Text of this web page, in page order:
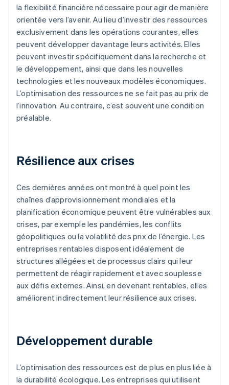
la flexibilité financière nécessaire pour agir de manière
orientée vers l’avenir. Au lieu d’investir des ressources
exclusivement dans les opérations courantes, elles
peuvent développer davantage leurs activités. Elles
peuvent investir spécifiquement dans la recherche et
le développement, ainsi que dans les nouvelles
technologies et les nouveaux modèles économiques.
L’optimisation des ressources ne se fait pas au prix de
l’innovation. Au contraire, c’est souvent une condition
préalable.
Résilience aux crises
Ces dernières années ont montré à quel point les
chaînes d’approvisionnement mondiales et la
planification économique peuvent être vulnérables aux
crises, par exemple les pandémies, les conflits
géopolitiques ou la volatilité des prix de l’énergie. Les
entreprises rentables disposent idéalement de
structures allégées et de processus clairs qui leur
permettent de réagir rapidement et avec souplesse
aux défis externes. Ainsi, en devenant rentables, elles
améliorent indirectement leur résilience aux crises.
Développement durable
L’optimisation des ressources est de plus en plus liée à
la durabilité écologique. Les entreprises qui utilisent